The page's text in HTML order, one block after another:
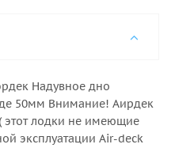
Надувное дно
50мм Внимание! Аирдек
лодки не имеющие
эксплуатации Air-deck